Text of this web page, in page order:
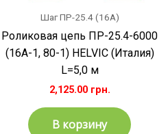
Шаг ПР-25.4 (16A)
Роликовая цепь ПР-25.4-6000
(16А-1, 80-1) HELVIC (Италия)
L=5,0 м
2,125.00 грн.
В корзину